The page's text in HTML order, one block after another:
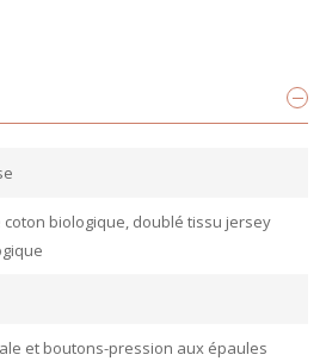
coton biologique, doublé tissu jersey
et boutons-pression aux épaules